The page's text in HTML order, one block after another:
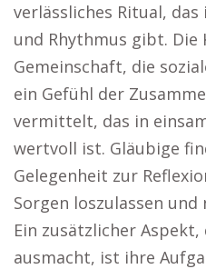
verlässliches Ritual,
und Rhythmus gibt. Die
Gemeinschaft, die
ein Gefühl der
vermittelt, das in
wertvoll ist. Gläubige
Gelegenheit zur
Sorgen loszulassen
Ein zusätzlicher
ausmacht, ist ihre